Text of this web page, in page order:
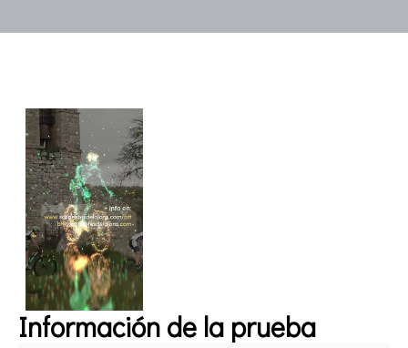
Información de la prueba